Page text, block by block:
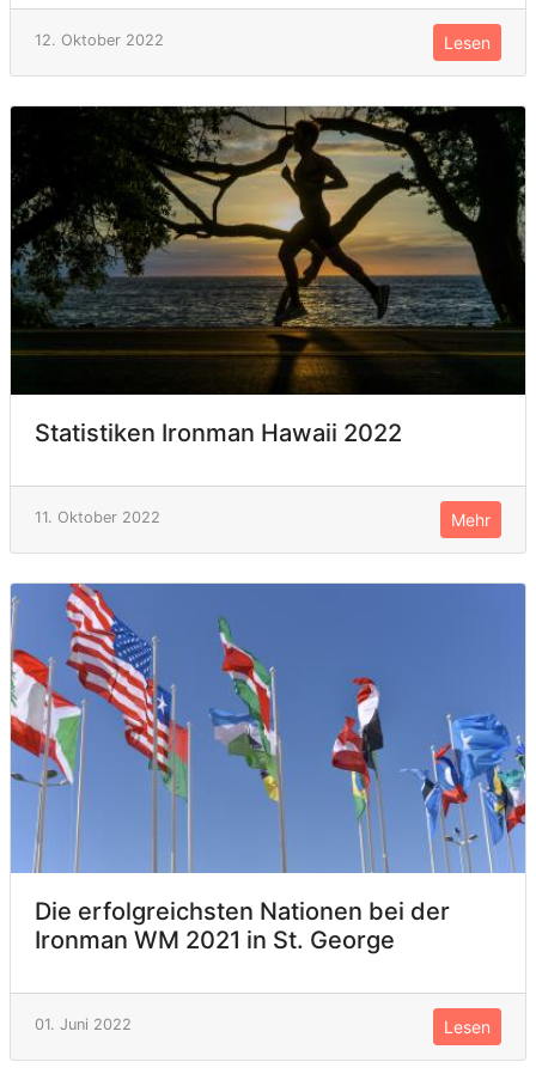
12. Oktober 2022 Lesen
Statistiken Ironman Hawaii 2022
11. Oktober 2022 Mehr
Die erfolgreichsten Nationen bei der
Ironman WM 2021 in St. George
01. Juni 2022 Lesen